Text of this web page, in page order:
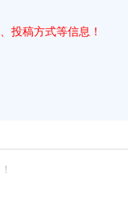
投稿方式等信息！